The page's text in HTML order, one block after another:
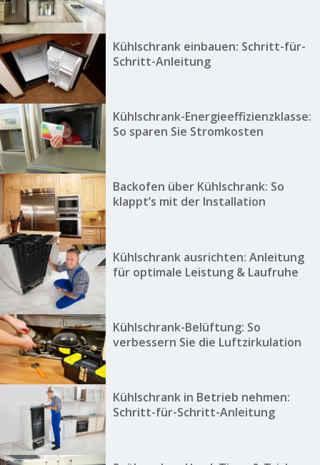
Kühlschrank einbauen: Schritt-für-
Schritt-Anleitung
Kühlschrank-Energieeffizienzklasse:
So sparen Sie Stromkosten
Backofen über Kühlschrank: So
klappt’s mit der Installation
Kühlschrank ausrichten: Anleitung
für optimale Leistung & Laufruhe
Kühlschrank-Belüftung: So
verbessern Sie die Luftzirkulation
Kühlschrank in Betrieb nehmen:
Schritt-für-Schritt-Anleitung